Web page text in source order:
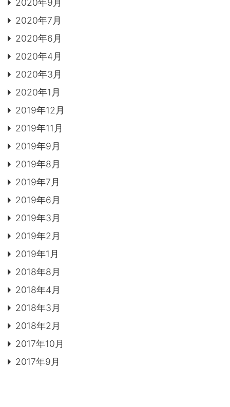
2020年9月
2020年7月
2020年6月
2020年4月
2020年3月
2020年1月
2019年12月
2019年11月
2019年9月
2019年8月
2019年7月
2019年6月
2019年3月
2019年2月
2019年1月
2018年8月
2018年4月
2018年3月
2018年2月
2017年10月
2017年9月